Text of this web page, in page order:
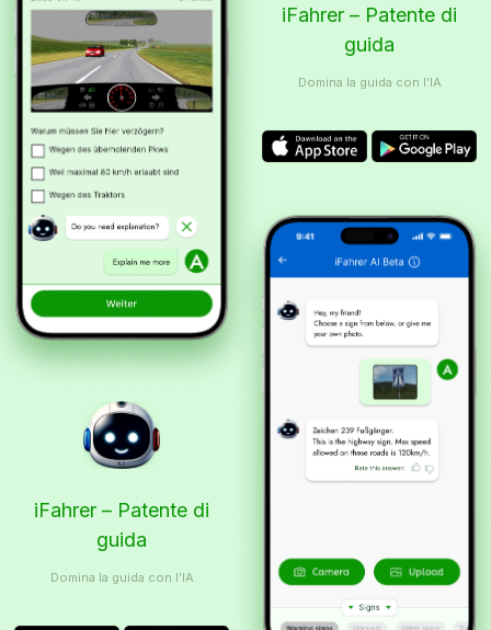
iFahrer – Patente di
guida
Domina la guida con l’IA
iFahrer – Patente di
guida
Domina la guida con l’IA